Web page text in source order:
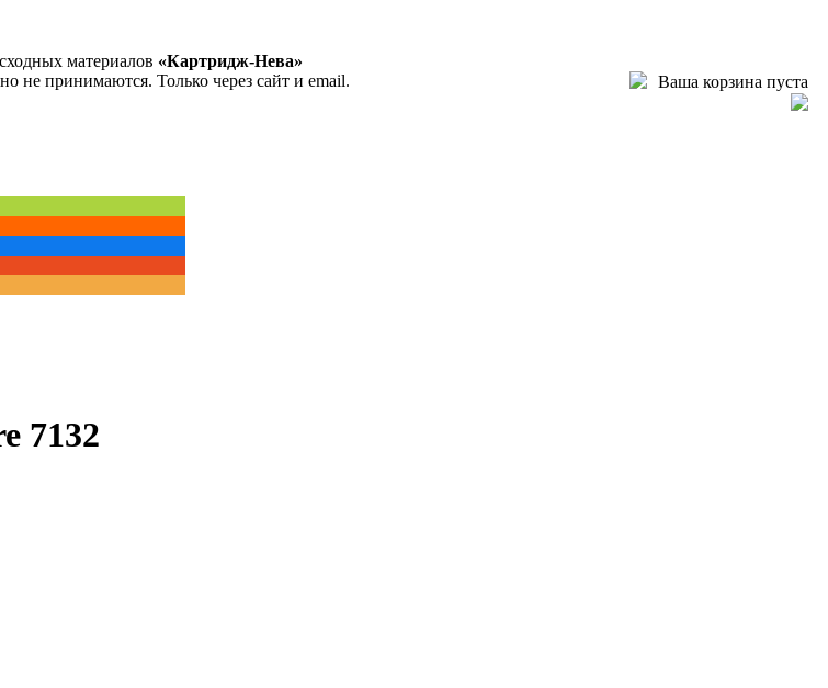
материалов «Картридж-Нева»
не принимаются. Только через сайт и email.
Ваша корзина пуста
7132